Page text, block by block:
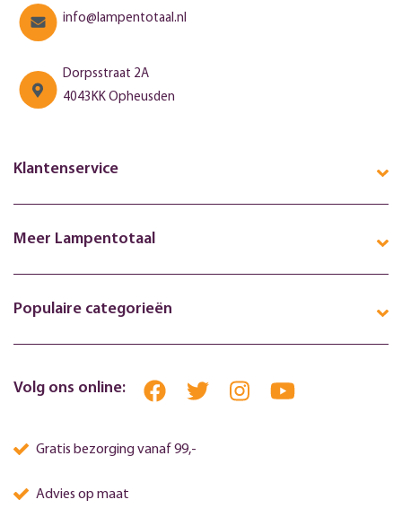
info@lampentotaal.nl
Dorpsstraat 2A
4043KK Opheusden
Klantenservice
Meer Lampentotaal
Populaire categorieën
Volg ons online:
Gratis bezorging vanaf 99,-
Advies op maat